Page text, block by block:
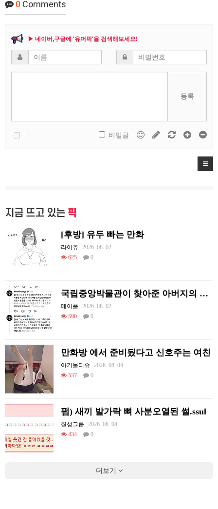
0 Comments
▶ 네이버,구글에 '유머픽'을 검색해보세요!
등록
비밀글
지금 뜨고 있는 픽
[후방] 유두 빠는 만화
라이츄
2026. 08. 02.
625
0
국립중앙박물관이 찾아준 아버지의 흔적
메이플
2026. 08. 02.
590
0
만화방 에서 준비됬다고 신호주는 여친
아기물티슈
2026. 08. 04.
537
0
펌) 새끼 발가락 뼈 사분오열된 썰.ssul
칠성그룹
2026. 08. 04.
434
0
더보기